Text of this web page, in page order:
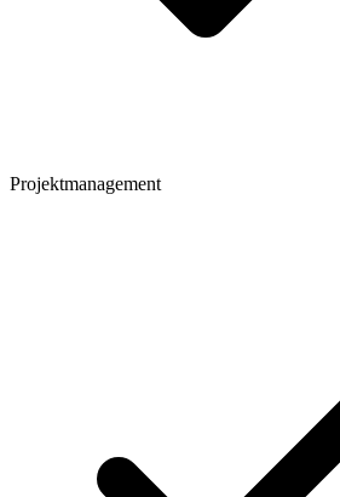
Projektmanagement